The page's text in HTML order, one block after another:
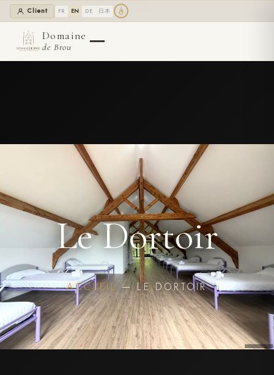
Client FR EN DE 日本
Domaine
de Brou
Le Dortoir
ACCUEIL — LE DORTOIR